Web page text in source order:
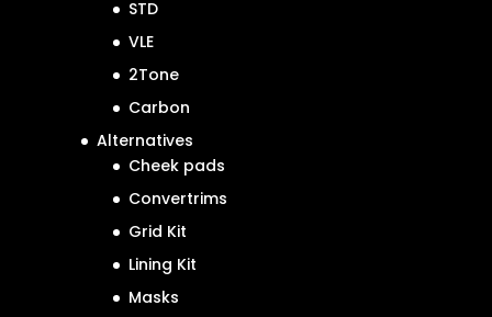
STD
VLE
2Tone
Carbon
Alternatives
Cheek pads
Convertrims
Grid Kit
Lining Kit
Masks